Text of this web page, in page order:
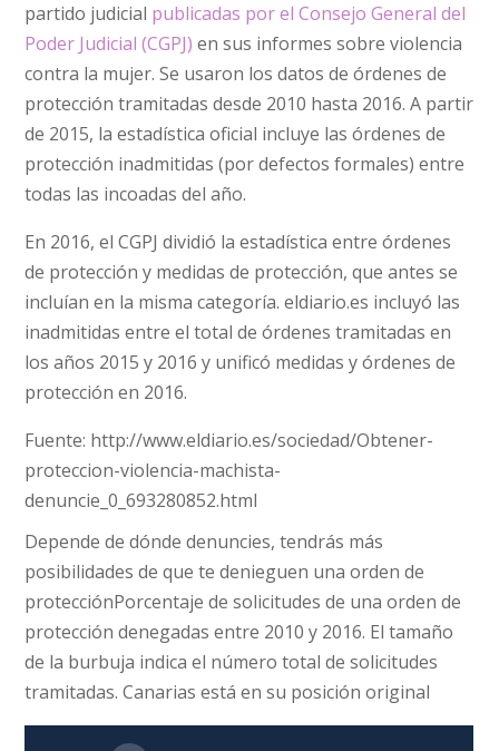
partido judicial publicadas por el Consejo General del
Poder Judicial (CGPJ) en sus informes sobre violencia
contra la mujer. Se usaron los datos de órdenes de
protección tramitadas desde 2010 hasta 2016. A partir
de 2015, la estadística oficial incluye las órdenes de
protección inadmitidas (por defectos formales) entre
todas las incoadas del año.
En 2016, el CGPJ dividió la estadística entre órdenes
de protección y medidas de protección, que antes se
incluían en la misma categoría. eldiario.es incluyó las
inadmitidas entre el total de órdenes tramitadas en
los años 2015 y 2016 y unificó medidas y órdenes de
protección en 2016.
Fuente: http://www.eldiario.es/sociedad/Obtener-
proteccion-violencia-machista-
denuncie_0_693280852.html
Depende de dónde denuncies, tendrás más
posibilidades de que te denieguen una orden de
protecciónPorcentaje de solicitudes de una orden de
protección denegadas entre 2010 y 2016. El tamaño
de la burbuja indica el número total de solicitudes
tramitadas. Canarias está en su posición original